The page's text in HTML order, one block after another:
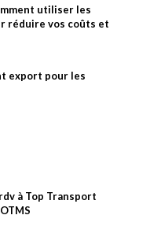
utiliser les
réduire vos coûts et
export pour les
à Top Transport